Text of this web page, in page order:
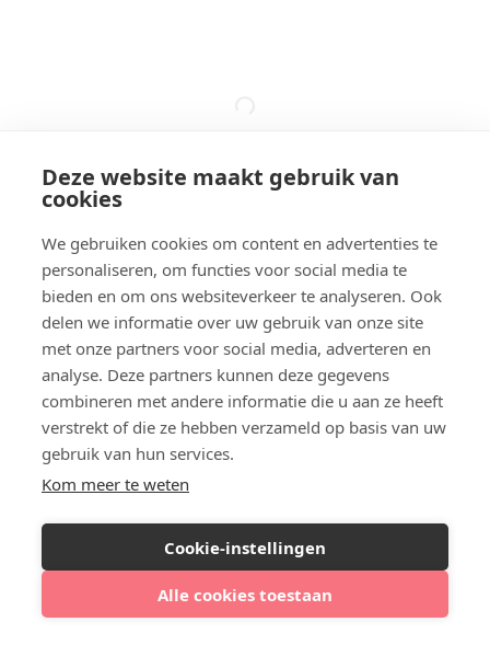
Deze website maakt gebruik van
cookies
We gebruiken cookies om content en advertenties te
personaliseren, om functies voor social media te
bieden en om ons websiteverkeer te analyseren. Ook
delen we informatie over uw gebruik van onze site
met onze partners voor social media, adverteren en
analyse. Deze partners kunnen deze gegevens
combineren met andere informatie die u aan ze heeft
verstrekt of die ze hebben verzameld op basis van uw
gebruik van hun services.
Kom meer te weten
Cookie-instellingen
Alle cookies toestaan